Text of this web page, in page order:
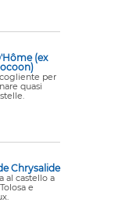
(ex
per
quasi
Chrysalide
al castello a
e